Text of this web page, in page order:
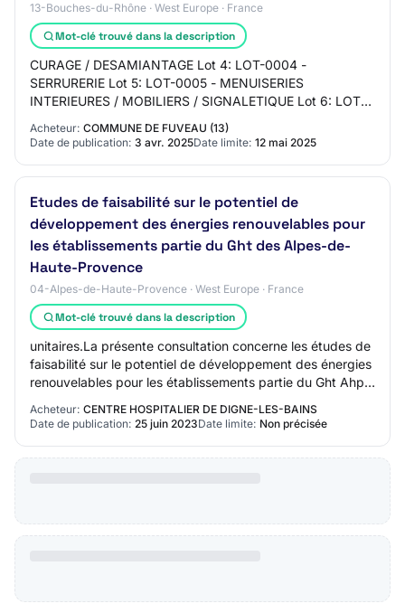
13-Bouches-du-Rhône · West Europe · France
Mot-clé trouvé dans la description
CURAGE / DESAMIANTAGE Lot 4: LOT-0004 -
SERRURERIE Lot 5: LOT-0005 - MENUISERIES
INTERIEURES / MOBILIERS / SIGNALETIQUE Lot 6: LOT-
0006 - CLOISON DOUBLAGE / FAUX PLAFONDS /
PEINTURE Lot 7: LOT-0007 -…
Acheteur: COMMUNE DE FUVEAU (13)
Date de publication: 3 avr. 2025Date limite: 12 mai 2025
Etudes de faisabilité sur le potentiel de
développement des énergies renouvelables pour
les établissements partie du Ght des Alpes-de-
Haute-Provence
04-Alpes-de-Haute-Provence · West Europe · France
Mot-clé trouvé dans la description
unitaires.La présente consultation concerne les études de
faisabilité sur le potentiel de développement des énergies
renouvelables pour les établissements partie du Ght Ahp
Acheteur: CENTRE HOSPITALIER DE DIGNE-LES-BAINS
Date de publication: 25 juin 2023Date limite: Non précisée